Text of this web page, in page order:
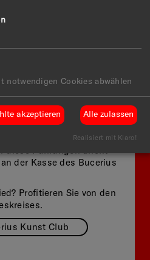
Göhring und Dr. Gabriele
am 8.7.2025, Marion
der Kasse des Bucerius
Profitieren Sie von den
Kunst Club
notwendigen Cookies abwählen
akzeptieren Alle zulassen
Realisiert mit Klaro!